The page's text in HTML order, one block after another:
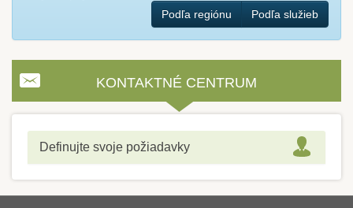
Podľa regiónu
Podľa služieb
KONTAKTNÉ CENTRUM
Definujte svoje požiadavky